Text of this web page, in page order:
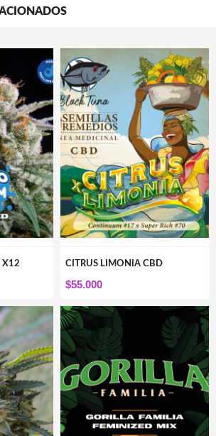
X12 CITRUS LIMONIA CBD
$55.000